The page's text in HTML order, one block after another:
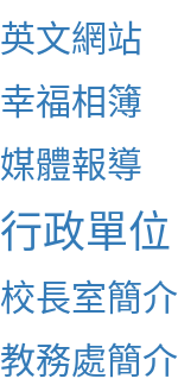
英文網站
幸福相簿
媒體報導
行政單位
校長室簡介
教務處簡介